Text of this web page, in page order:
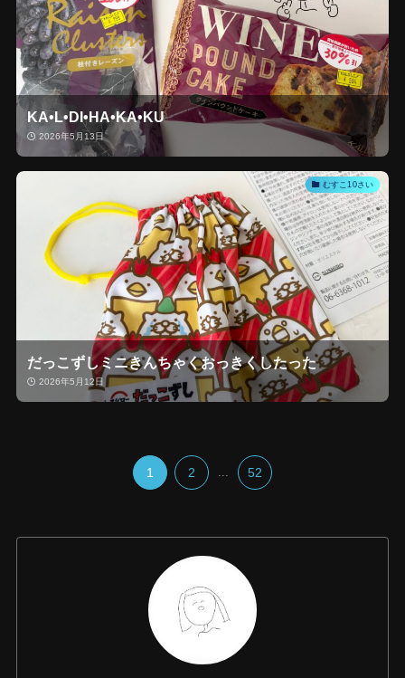
KA•L•DI•HA•KA•KU
2026年5月13日
むすこ10さい
だっこずしミニきんちゃくおっきくしたった
2026年5月12日
1 2 52